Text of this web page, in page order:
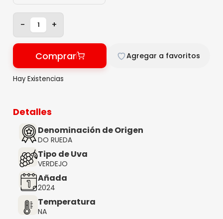
- +
Comprar Agregar a favoritos
Hay Existencias
Detalles
Denominación de Origen
DO RUEDA
Tipo de Uva
VERDEJO
Añada
2024
Temperatura
NA